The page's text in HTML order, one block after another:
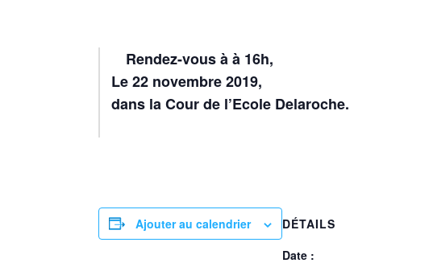
Rendez-vous à à 16h,
Le 22 novembre 2019,
dans la Cour de l’Ecole Delaroche.
Ajouter au calendrier
DÉTAILS
Date :